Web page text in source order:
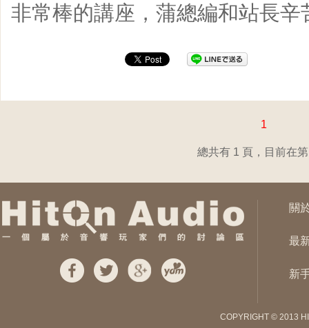
非常棒的講座，蒲總編和站長辛
1
總共有 1 頁，目前在
關
最
新
COPYRIGHT © 2013